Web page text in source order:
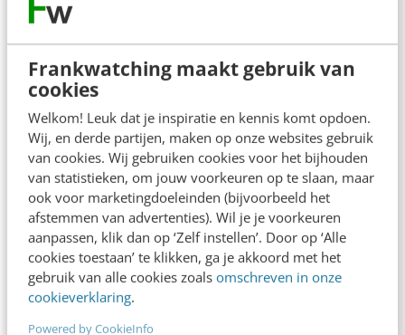
Frankwatching maakt gebruik van
cookies
Welkom! Leuk dat je inspiratie en kennis komt opdoen.
Wij, en derde partijen, maken op onze websites gebruik
van cookies. Wij gebruiken cookies voor het bijhouden
van statistieken, om jouw voorkeuren op te slaan, maar
ook voor marketingdoeleinden (bijvoorbeeld het
afstemmen van advertenties). Wil je je voorkeuren
aanpassen, klik dan op ‘Zelf instellen’. Door op ‘Alle
cookies toestaan’ te klikken, ga je akkoord met het
gebruik van alle cookies zoals omschreven in onze
cookieverklaring.
Powered by CookieInfo
ONLINE MASTERCLASS